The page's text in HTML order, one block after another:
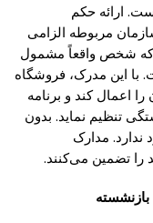
ارائه حکم
مربوطه الزامی
که شخص واقعاً مشمول
این مدرک، فروشگاه
اعمال کند و برنامه
تنظیم نماید. بدون
ندارد. مدارک
را تضمین می‌کنند.